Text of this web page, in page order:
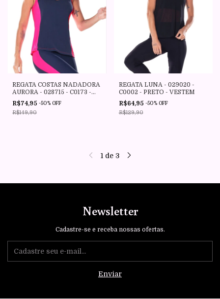
REGATA COSTAS NADADORA
AURORA - 028715 - C0173 -
MARINHO ESCURIDAO -
VESTEM
R$74,95 -50% OFF
R$149,90
REGATA LUNA - 029020 -
C0002 - PRETO - VESTEM
R$64,95 -50% OFF
R$129,90
1 de 3
Newsletter
Cadastre-se e receba nossas ofertas.